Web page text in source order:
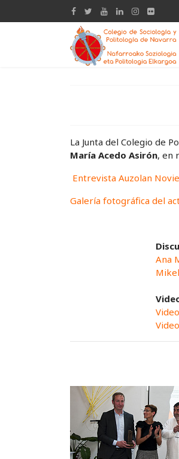
La Junta del Colegio de
María Acedo Asirón, en
Entrevista Auzolan
Galería fotográfica del
Ana